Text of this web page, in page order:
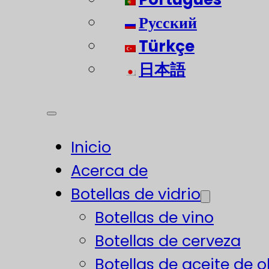
Русский
Türkçe
日本語
Inicio
Acerca de
Botellas de vidrio
Botellas de vino
Botellas de cerveza
Botellas de aceite de